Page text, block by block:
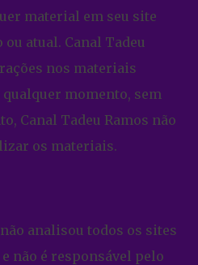
material em seu site
atual. Canal Tadeu
nos materiais
momento, sem
Canal Tadeu Ramos não
os materiais.
analisou todos os sites
não é responsável pelo